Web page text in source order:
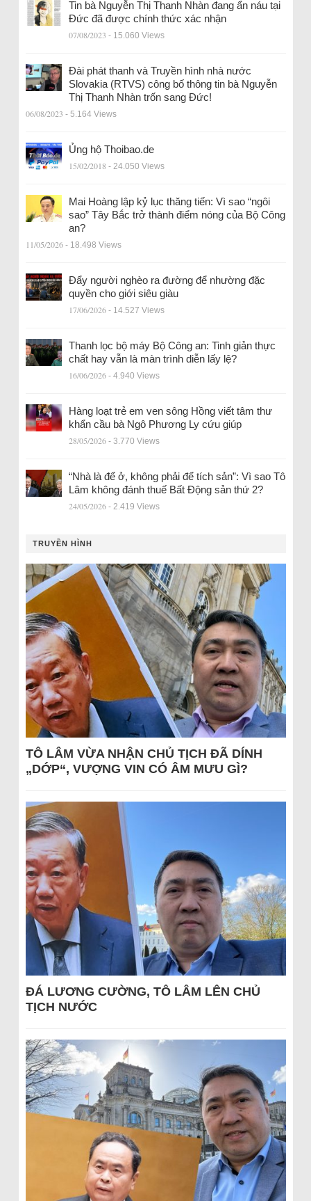
Tin bà Nguyễn Thị Thanh Nhàn đang ẩn náu tại
Đức đã được chính thức xác nhận
07/08/2023 - 15.060 Views
Đài phát thanh và Truyền hình nhà nước
Slovakia (RTVS) công bố thông tin bà Nguyễn
Thị Thanh Nhàn trốn sang Đức!
06/08/2023 - 5.164 Views
Ủng hộ Thoibao.de
15/02/2018 - 24.050 Views
Mai Hoàng lập kỷ lục thăng tiến: Vì sao “ngôi
sao” Tây Bắc trở thành điểm nóng của Bộ Công
an?
11/05/2026 - 18.498 Views
Đẩy người nghèo ra đường để nhường đặc
quyền cho giới siêu giàu
17/06/2026 - 14.527 Views
Thanh lọc bộ máy Bộ Công an: Tinh giản thực
chất hay vẫn là màn trình diễn lấy lệ?
16/06/2026 - 4.940 Views
Hàng loạt trẻ em ven sông Hồng viết tâm thư
khẩn cầu bà Ngô Phương Ly cứu giúp
28/05/2026 - 3.770 Views
“Nhà là để ở, không phải để tích sản”: Vì sao Tô
Lâm không đánh thuế Bất Động sản thứ 2?
24/05/2026 - 2.419 Views
TRUYỀN HÌNH
TÔ LÂM VỪA NHẬN CHỦ TỊCH ĐÃ DÍNH
„DỚP“, VƯỢNG VIN CÓ ÂM MƯU GÌ?
ĐÁ LƯƠNG CƯỜNG, TÔ LÂM LÊN CHỦ
TỊCH NƯỚC